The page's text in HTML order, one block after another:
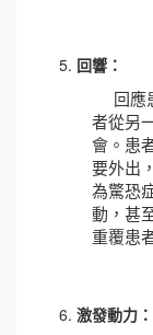
回響：
回應
者從另
會。患
要外出
為驚恐
動，甚
重覆患
激發動力：